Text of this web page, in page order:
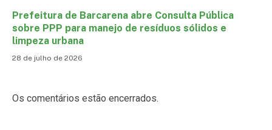
Prefeitura de Barcarena abre Consulta Pública
sobre PPP para manejo de resíduos sólidos e
limpeza urbana
28 de julho de 2026
Os comentários estão encerrados.